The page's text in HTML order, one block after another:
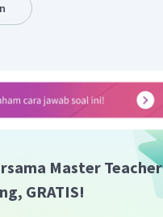
prima dari 60 adalah 2, 3,
.
Master Teacher
GRATIS!